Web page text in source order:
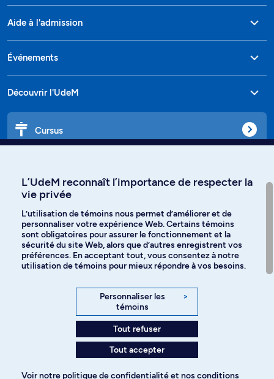
Aide à l'admission
Événements
Découvrir l'UdeM
Cursus
Langues
Facebook Instagram
YouTube
Politique de confidentialité
L’UdeM reconnaît l’importance de respecter la
vie privée
L’utilisation de témoins nous permet d’améliorer et de
personnaliser votre expérience Web. Certains témoins
sont obligatoires pour assurer le fonctionnement et la
sécurité du site Web, alors que d’autres enregistrent vos
préférences. En acceptant tout, vous consentez à notre
utilisation de témoins pour mieux répondre à vos besoins.
Personnaliser les
témoins
>
Tout refuser
Tout accepter
Voir notre politique de confidentialitéet nos conditions